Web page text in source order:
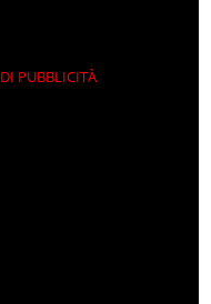
PUBBLICITÀ